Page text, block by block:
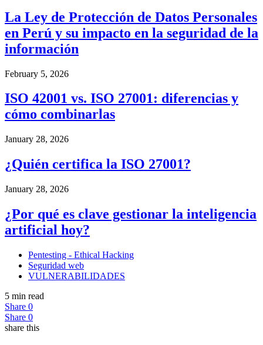
La Ley de Protección de Datos Personales
en Perú y su impacto en la seguridad de la
información
February 5, 2026
ISO 42001 vs. ISO 27001: diferencias y
cómo combinarlas
January 28, 2026
¿Quién certifica la ISO 27001?
January 28, 2026
¿Por qué es clave gestionar la inteligencia
artificial hoy?
Pentesting - Ethical Hacking
Seguridad web
VULNERABILIDADES
5 min read
Share 0
Share 0
share this